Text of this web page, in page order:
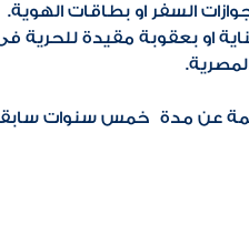
السفر او بطاقات الهوية.
او بعقوبة مقيدة للحرية
عن مدة خمس سنوات